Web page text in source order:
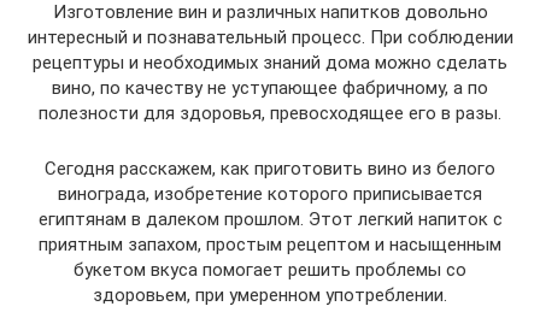
Изготовление вин и различных напитков довольно
интересный и познавательный процесс. При соблюдении
рецептуры и необходимых знаний дома можно сделать
вино, по качеству не уступающее фабричному, а по
полезности для здоровья, превосходящее его в разы.
Сегодня расскажем, как приготовить вино из белого
винограда, изобретение которого приписывается
египтянам в далеком прошлом. Этот легкий напиток с
приятным запахом, простым рецептом и насыщенным
букетом вкуса помогает решить проблемы со
здоровьем, при умеренном употреблении.